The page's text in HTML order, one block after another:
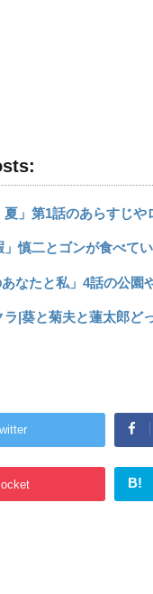
夏」第1話のあらすじ
」慎二とゴンが食べて
あなたと私」4話の公
ラ|葵と菊夫と蓮太郎ど
B!